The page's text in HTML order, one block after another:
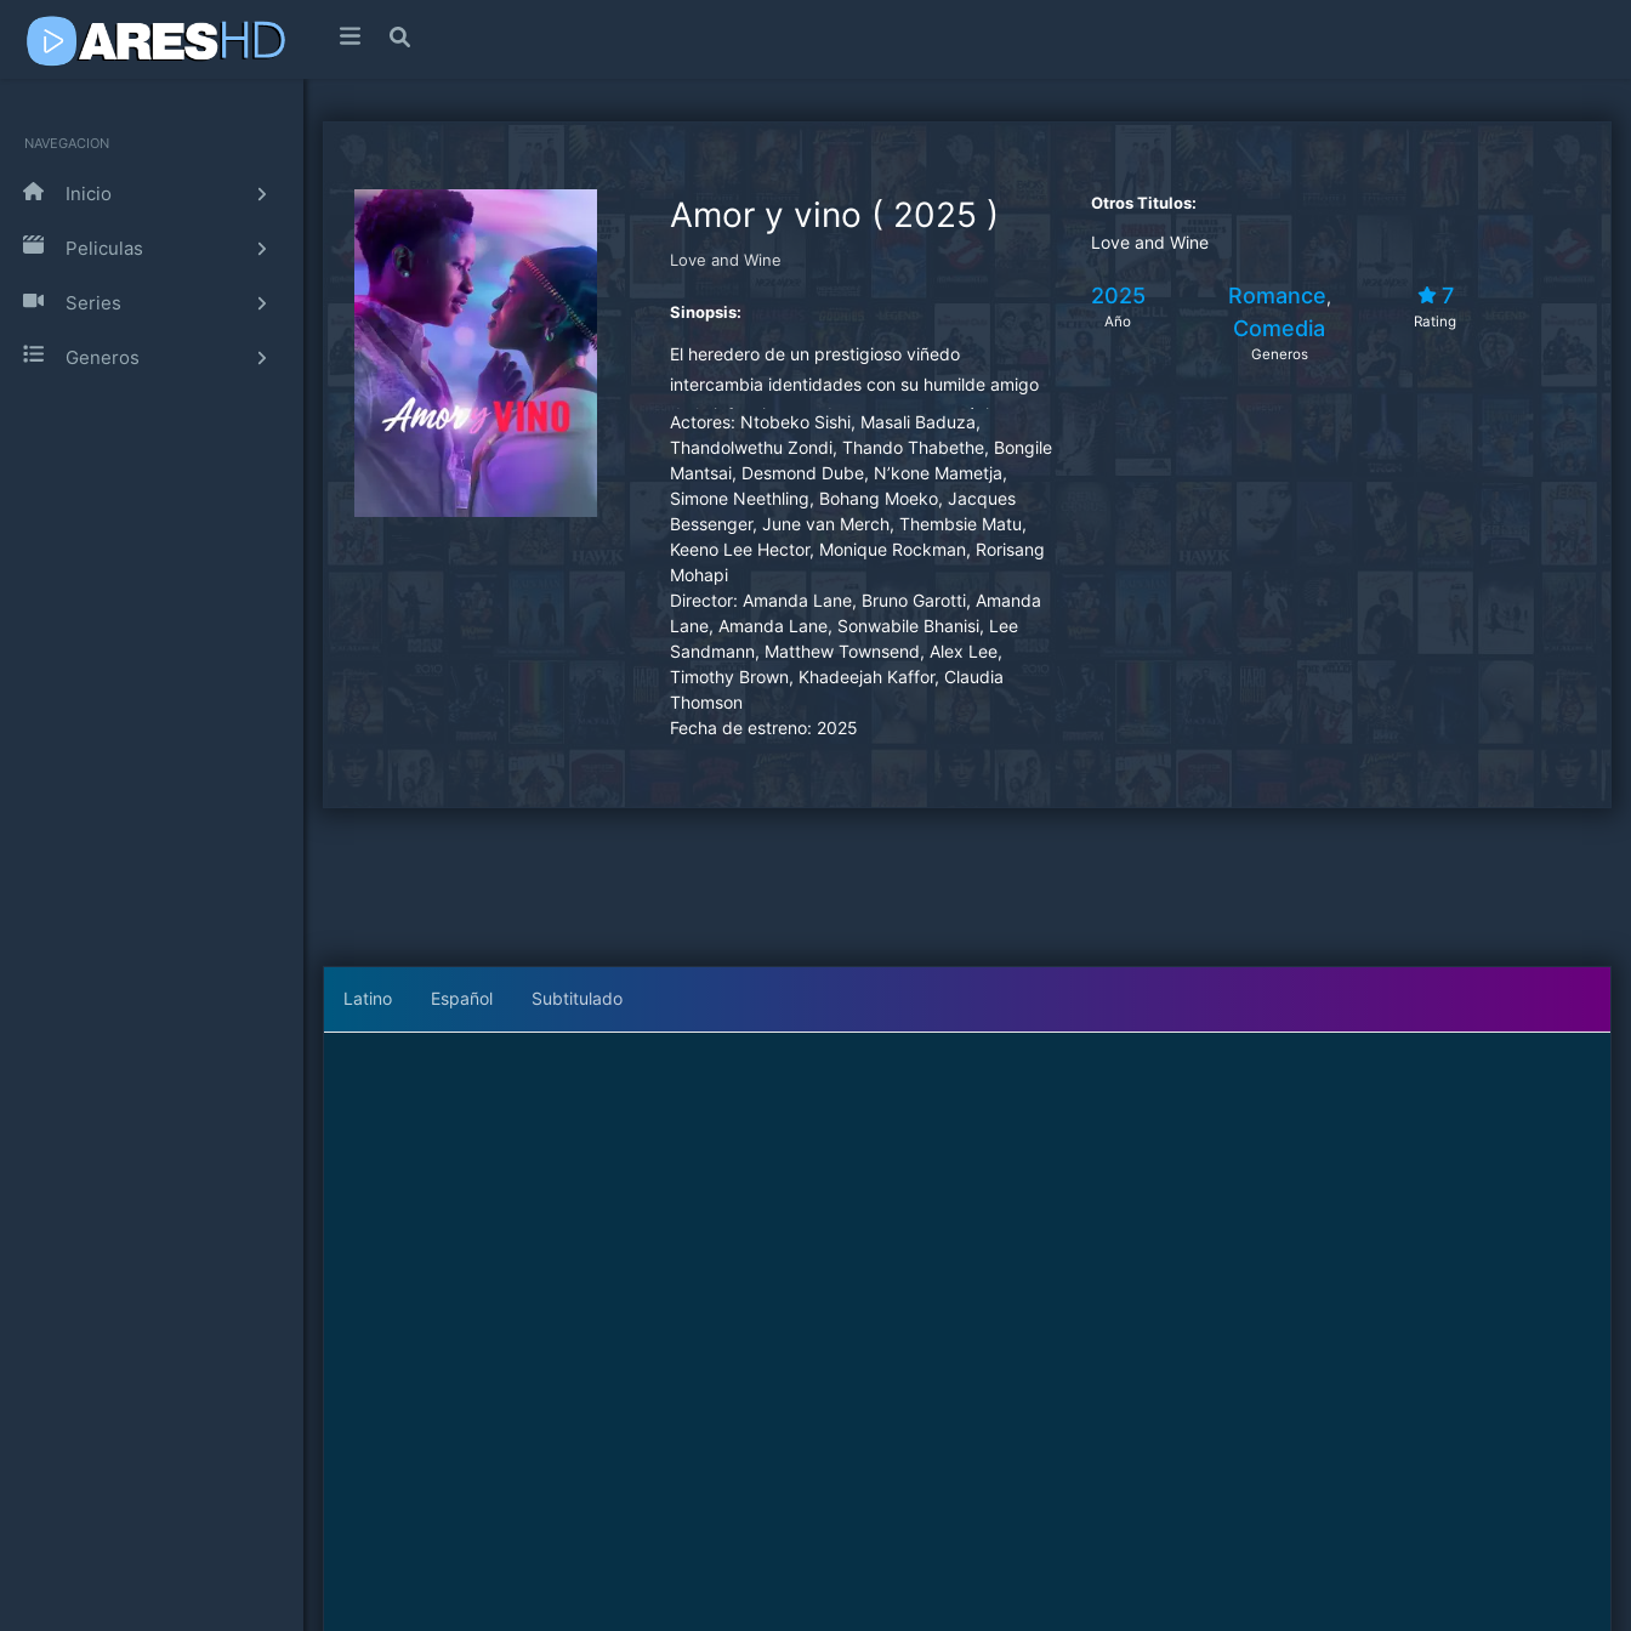
NAVEGACION
Inicio
Peliculas
Series
Generos
Amor y vino ( 2025 )
Love and Wine
Sinopsis:
El heredero de un prestigioso viñedo
intercambia identidades con su humilde amigo
de la infancia para demostrar que su éxito con
las mujeres no tiene nada que ver con el dinero.
Actores: Ntobeko Sishi, Masali Baduza,
Thandolwethu Zondi, Thando Thabethe, Bongile
Mantsai, Desmond Dube, N’kone Mametja,
Simone Neethling, Bohang Moeko, Jacques
Bessenger, June van Merch, Thembsie Matu,
Keeno Lee Hector, Monique Rockman, Rorisang
Mohapi
Director: Amanda Lane, Bruno Garotti, Amanda
Lane, Amanda Lane, Sonwabile Bhanisi, Lee
Sandmann, Matthew Townsend, Alex Lee,
Timothy Brown, Khadeejah Kaffor, Claudia
Thomson
Fecha de estreno: 2025
Otros Titulos:
Love and Wine
2025
Año
Romance,
Comedia
Generos
7
Rating
Latino Español Subtitulado